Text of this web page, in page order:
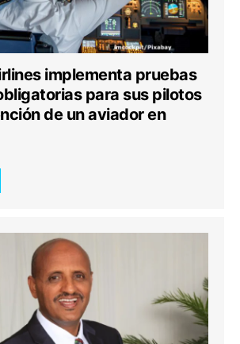
implementa pruebas
para sus pilotos
de un aviador en